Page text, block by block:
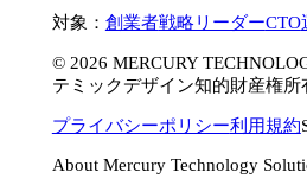
対象： 創業者戦略リーダーCTO
© 2026 MERCURY
テミックデザイン知的財産権所
プライバシーポリシー利用規約
About Mercury Technology